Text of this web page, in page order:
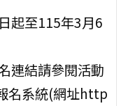
起至115年3月6
連結請參閱活動
名系統(網址http